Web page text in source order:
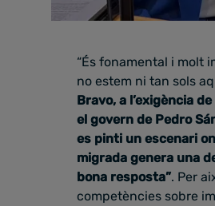
“És fonamental i molt
no estem ni tan sols
Bravo, a l’exigència
el govern de Pedro
es pinti un escenari
migrada genera una
bona resposta”. Per
competències sobre